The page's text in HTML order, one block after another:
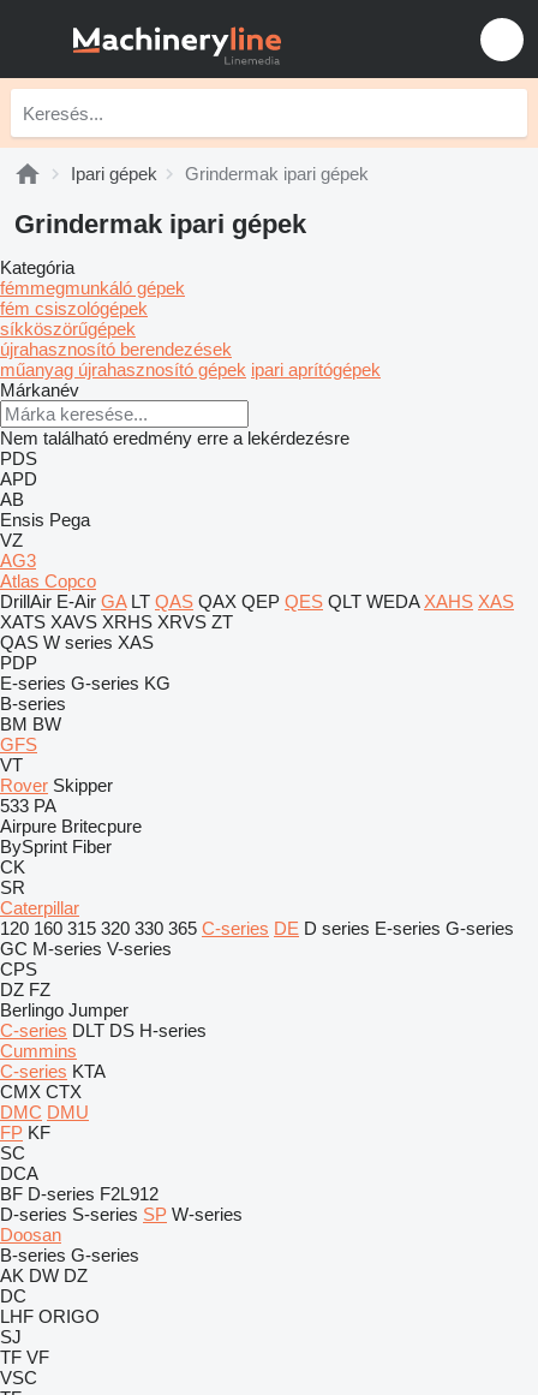
Ipari gépek Grindermak ipari gépek
Grindermak ipari gépek
Kategória
fémmegmunkáló gépek
fém csiszológépek
síkköszörűgépek
újrahasznosító berendezések
műanyag újrahasznosító gépek ipari aprítógépek
Márkanév
Nem található eredmény erre a lekérdezésre
PDS
APD
AB
Ensis Pega
VZ
AG3
Atlas Copco
DrillAir E-Air GA LT QAS QAX QEP QES QLT WEDA XAHS XAS
XATS XAVS XRHS XRVS ZT
QAS W series XAS
PDP
E-series G-series KG
B-series
BM BW
GFS
VT
Rover Skipper
533 PA
Airpure Britecpure
BySprint Fiber
CK
SR
Caterpillar
120 160 315 320 330 365 C-series DE D series E-series G-series
GC M-series V-series
CPS
DZ FZ
Berlingo Jumper
C-series DLT DS H-series
Cummins
C-series KTA
CMX CTX
DMC DMU
FP KF
SC
DCA
BF D-series F2L912
D-series S-series SP W-series
Doosan
B-series G-series
AK DW DZ
DC
LHF ORIGO
SJ
TF VF
VSC